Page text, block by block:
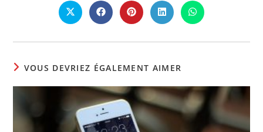
Ouvrir
dans
autre
Ouvrir
dans
autre
Ouvrir
dans
autre
Ouvrir
dans
autre
Ouvrir
dans
autre
VOUS DEVRIEZ ÉGALEMENT AIMER